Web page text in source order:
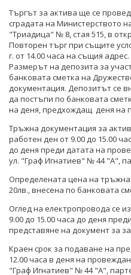
СТАНОВИЩА НА АОП ПО
ТЪРГОВЕ
ИЗБОР НА ОДИТОРИ
ПОКАНИ НА ТЪРГОВСКИ
ПРЕДОСТАВЯНЕ НА
ДРУГИ
ТЪРГОВЕ
Търгът за актива ще се
сградата на Министерството
"Триадица" № 8, стая 515, в
Повторен търг при същите
г. от 14.00 часа на същия адрес.
Размерът на депозита за
банковата сметка на
документация. Депозитът се
да постъпи по банковата
на деня, предхождащ деня на
Тръжна документация за
работен ден от 9.00 до 15.00
до деня преди датата на
ул. "Граф Игнатиев" № 44 "А",
Определената цена на
20лв., внесена по банковата
Оглед на електропровода се
9.00 до 15.00 часа до деня
представяне на документ за
Краен срок за подаване на
12.00 часа в деня на
"Граф Игнатиев" № 44 "A",